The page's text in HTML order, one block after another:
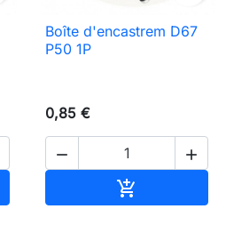
Boîte d'encastrem D67
P50 1P
0,85 €
 
